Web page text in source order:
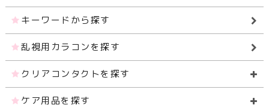
キーワードから探す
乱視用カラコンを探す
クリアコンタクトを探す
ケア用品を探す